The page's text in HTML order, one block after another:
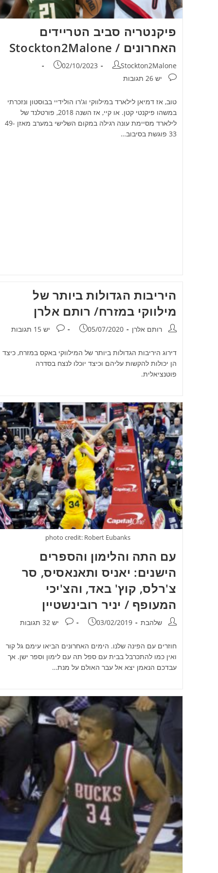
פיקנטריה סביב הטריידים
האחרונים / Stockton2Malone
מחבר:
Stockton2Malone פורסם:
02/10/2023
תגובות:
יש 26 תגובות
טוב, אז דמיאן לילארד במילווקי וג'רו הולידיי בבוסטון ונזכרתי
במשהו פיקנטי קטן. או קיי, אז השנה 2018, פורטלנד של
לילארד מסיימת עונה רגילה במקום השלישי במערב מאזן 49-
33 פוגשת בסיבוב…
היריבות הגדולות ביותר של
מילווקי במזרח/ רותם אלרן
מחבר:רותם אלרן פורסם:
05/07/2020 תגובות:
יש 15 תגובות
דירוג היריבות הגדולות ביותר של המילווקי באקס במזרח, כיצד
הן יכולות להקשות עליהם וכיצד יוכלו לנצח בסדרה
פוטנציאלית.
photo credit: Robert Eubanks
עם התה והלימון והספרים
הישנים: יאניס ותאנאסיס, סר
צ'רלס, קוץ' באד, והצ'יכי
המעופף / יניר רובינשטיין
מחבר:שלהבת פורסם:
03/02/2019 תגובות:
יש 32 תגובות
חוזרים עם הפינה שלנו. הימים האחרונים הביאו עימם גל קור
ואין כמו להתכרבל בבית עם ספל תה עם לימון וספר ישן. אך
עבדכם הנאמן יצא אל עבר האולם על מנת…